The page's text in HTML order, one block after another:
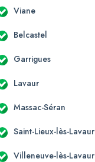
Viane
Belcastel
Garrigues
Lavaur
Massac-Séran
Saint-Lieux-lès-Lavaur
Villeneuve-lès-Lavaur